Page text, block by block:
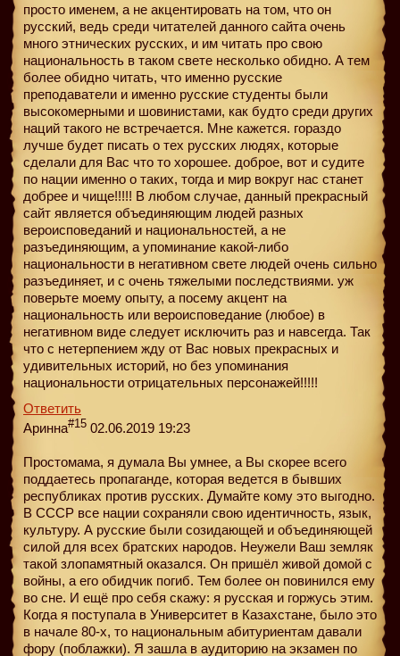
просто именем, а не акцентировать на том, что он
русский, ведь среди читателей данного сайта очень
много этнических русских, и им читать про свою
национальность в таком свете несколько обидно. А тем
более обидно читать, что именно русские
преподаватели и именно русские студенты были
высокомерными и шовинистами, как будто среди других
наций такого не встречается. Мне кажется. гораздо
лучше будет писать о тех русских людях, которые
сделали для Вас что то хорошее. доброе, вот и судите
по нации именно о таких, тогда и мир вокруг нас станет
добрее и чище!!!!! В любом случае, данный прекрасный
сайт является объединяющим людей разных
вероисповеданий и национальностей, а не
разъединяющим, а упоминание какой-либо
национальности в негативном свете людей очень сильно
разъединяет, и с очень тяжелыми последствиями. уж
поверьте моему опыту, а посему акцент на
национальность или вероисповедание (любое) в
негативном виде следует исключить раз и навсегда. Так
что с нетерпением жду от Вас новых прекрасных и
удивительных историй, но без упоминания
национальности отрицательных персонажей!!!!!
Ответить
Аринна#15 02.06.2019 19:23
Простомама, я думала Вы умнее, а Вы скорее всего
поддаетесь пропаганде, которая ведется в бывших
республиках против русских. Думайте кому это выгодно.
В СССР все нации сохраняли свою идентичность, язык,
культуру. А русские были созидающей и объединяющей
силой для всех братских народов. Неужели Ваш земляк
такой злопамятный оказался. Он пришёл живой домой с
войны, а его обидчик погиб. Тем более он повинился ему
во сне. И ещё про себя скажу: я русская и горжусь этим.
Когда я поступала в Университет в Казахстане, было это
в начале 80-х, то национальным абитуриентам давали
фору (поблажки). Я зашла в аудиторию на экзамен по